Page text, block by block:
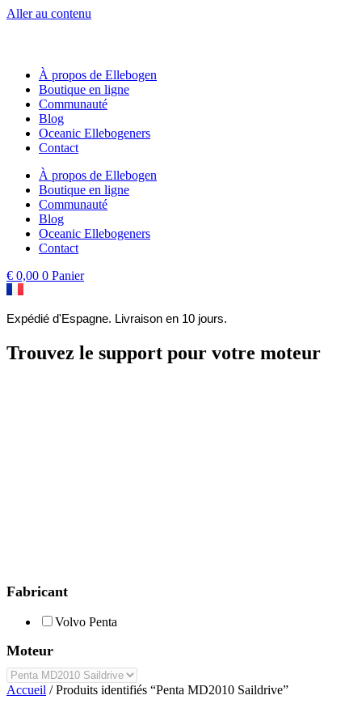
Aller au contenu
À propos de Ellebogen
Boutique en ligne
Communauté
Blog
Oceanic Ellebogeners
Contact
À propos de Ellebogen
Boutique en ligne
Communauté
Blog
Oceanic Ellebogeners
Contact
€ 0,00 0 Panier
Expédié d'Espagne. Livraison en 10 jours.
Trouvez le support pour votre moteur
Fabricant
Volvo Penta
Moteur
Accueil / Produits identifiés “Penta MD2010 Saildrive”